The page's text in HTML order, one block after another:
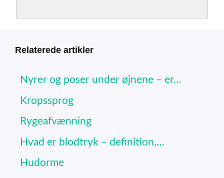
Relaterede artikler
Nyrer og poser under øjnene – er…
Kropssprog
Rygeafvænning
Hvad er blodtryk – definition,…
Hudorme